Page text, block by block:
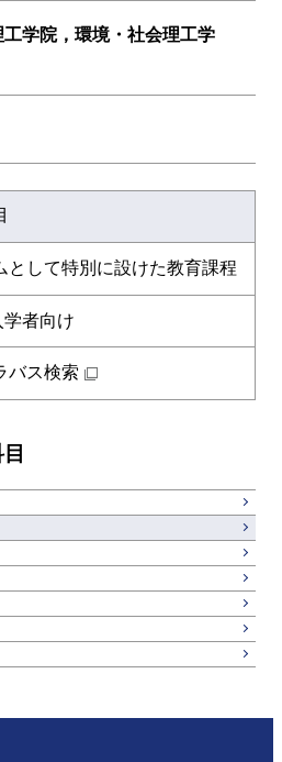
ス科目
目
系
門科目
学院，環境・社会理工学
質理工学院，環境・社会
科目
語科目
レナーシップ科目
として特別に設けた教育課程
学者向け
バス検索